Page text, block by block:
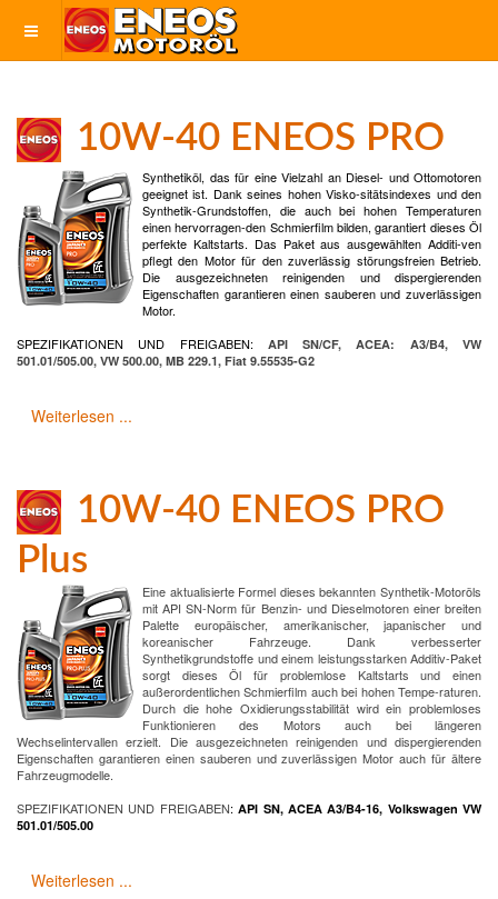
10W-40 ENEOS PRO
Synthetiköl, das für eine Vielzahl an Diesel- und Ottomotoren
geeignet ist. Dank seines hohen Visko-sitätsindexes und den
Synthetik-Grundstoffen, die auch bei hohen Temperaturen
einen hervorragen-den Schmierfilm bilden, garantiert dieses Öl
perfekte Kaltstarts. Das Paket aus ausgewählten Additi-ven
pflegt den Motor für den zuverlässig störungsfreien Betrieb.
Die ausgezeichneten reinigenden und dispergierenden
Eigenschaften garantieren einen sauberen und zuverlässigen
Motor.
SPEZIFIKATIONEN UND FREIGABEN: API SN/CF, ACEA: A3/B4, VW
501.01/505.00, VW 500.00, MB 229.1, Fiat 9.55535-G2
Weiterlesen ...
10W-40 ENEOS PRO
Plus
Eine aktualisierte Formel dieses bekannten Synthetik-Motoröls
mit API SN-Norm für Benzin- und Dieselmotoren einer breiten
Palette europäischer, amerikanischer, japanischer und
koreanischer Fahrzeuge. Dank verbesserter
Synthetikgrundstoffe und einem leistungsstarken Additiv-Paket
sorgt dieses Öl für problemlose Kaltstarts und einen
außerordentlichen Schmierfilm auch bei hohen Tempe-raturen.
Durch die hohe Oxidierungsstabilität wird ein problemloses
Funktionieren des Motors auch bei längeren
Wechselintervallen erzielt. Die ausgezeichneten reinigenden und dispergierenden
Eigenschaften garantieren einen sauberen und zuverlässigen Motor auch für ältere
Fahrzeugmodelle.
SPEZIFIKATIONEN UND FREIGABEN:API SN, ACEA A3/B4-16, Volkswagen VW
501.01/505.00
Weiterlesen ...